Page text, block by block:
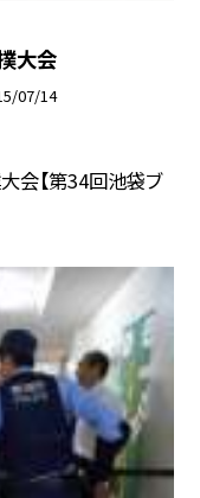
大会
07/14
会【第34回池袋ブ